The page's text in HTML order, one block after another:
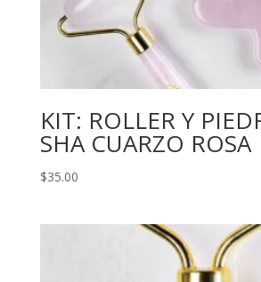
KIT: ROLLER Y
SHA CUARZO ROSA
$35.00